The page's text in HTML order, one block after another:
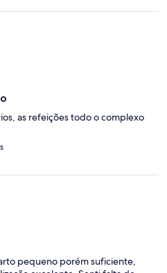
as refeições todo o complexo
pequeno porém suficiente,